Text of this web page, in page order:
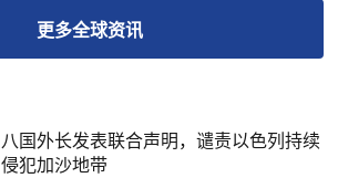
更多全球资讯
八国外长发表联合声明，谴责以色列持续
侵犯加沙地带